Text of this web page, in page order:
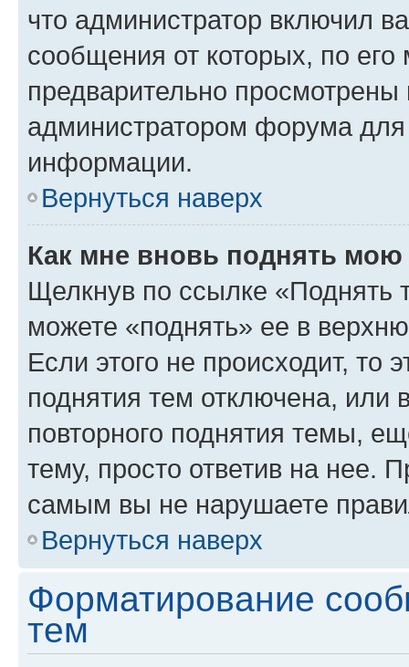
что администратор включил
сообщения от которых, по
предварительно
администратором форума
информации.
Вернуться наверх
Как мне вновь поднять мою
Щелкнув по ссылке «Поднять
можете «поднять» ее в
Если этого не происходит, то
поднятия тем отключена, или
повторного поднятия темы,
тему, просто ответив на нее.
самым вы не нарушаете
Вернуться наверх
Форматирование
тем